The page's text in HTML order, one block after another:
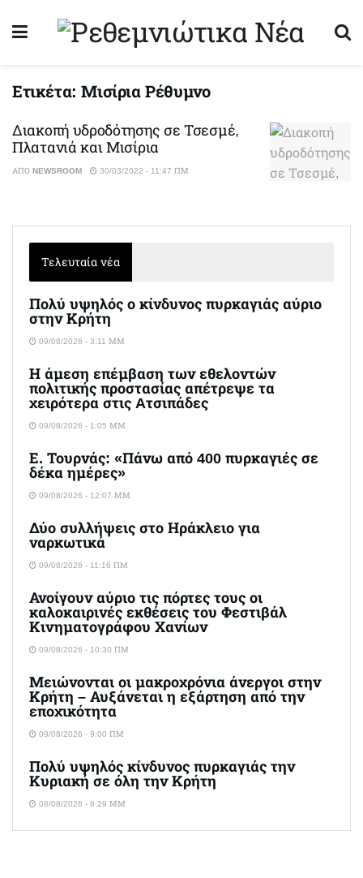
Ετικέτα:Μισίρια Ρέθυμνο
Διακοπή υδροδότησης σε Τσεσμέ,
Πλατανιά και Μισίρια
ΑΠΌ NEWSROOM 30/03/2022 - 11:47 ΠΜ
Τελευταία νέα
Πολύ υψηλός ο κίνδυνος πυρκαγιάς αύριο
στην Κρήτη
09/08/2026 - 3:11 ΜΜ
Η άμεση επέμβαση των εθελοντών
πολιτικής προστασίας απέτρεψε τα
χειρότερα στις Aτσιπάδες
09/08/2026 - 1:05 ΜΜ
Ε. Τουρνάς: «Πάνω από 400 πυρκαγιές σε
δέκα ημέρες»
09/08/2026 - 12:07 ΜΜ
Δύο συλλήψεις στο Ηράκλειο για
ναρκωτικά
09/08/2026 - 11:16 ΠΜ
Ανοίγουν αύριο τις πόρτες τους οι
καλοκαιρινές εκθέσεις του Φεστιβάλ
Κινηματογράφου Χανίων
09/08/2026 - 10:30 ΠΜ
Μειώνονται οι μακροχρόνια άνεργοι στην
Κρήτη – Αυξάνεται η εξάρτηση από την
εποχικότητα
09/08/2026 - 9:00 ΠΜ
Πολύ υψηλός κίνδυνος πυρκαγιάς την
Κυριακή σε όλη την Κρήτη
08/08/2026 - 8:29 ΜΜ